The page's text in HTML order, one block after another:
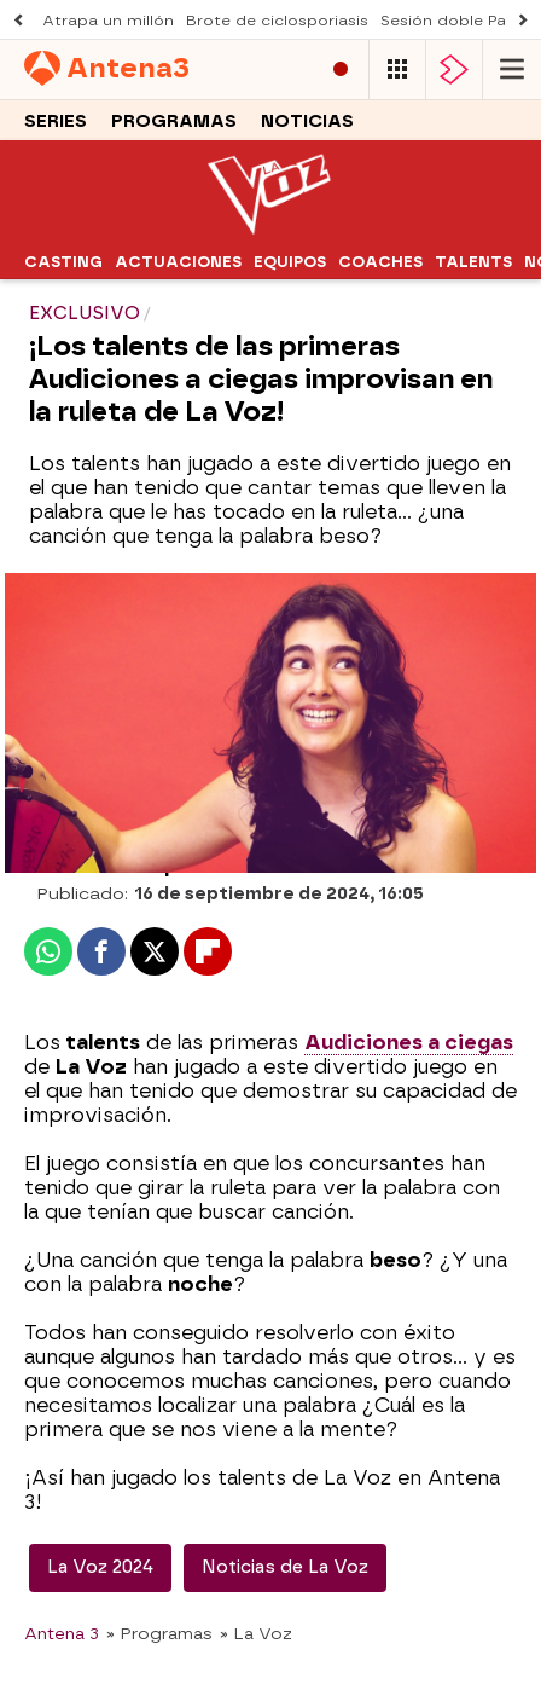
Atrapa un millón Brote de ciclosporiasis Sesión doble
Antena3
SERIES PROGRAMAS NOTICIAS
CASTING ACTUACIONES EQUIPOS COACHES TALENTS
EXCLUSIVO
¡Los talents de las primeras
Audiciones a ciegas improvisan en
la ruleta de La Voz!
Los talents han jugado a este divertido juego en
el que han tenido que cantar temas que lleven la
palabra que le has tocado en la ruleta... ¿una
canción que tenga la palabra beso?
“Haré como que no lo he oído”: el talent
de Orozco que reconoció abiertamente
que quería irse con Malú
Celia Gil |
Guillermo Espeso
Publicado: 16 de septiembre de 2024, 16:05
WhatsappFacebook
X Flipboard
Los talents de las primeras Audiciones a ciegas
de La Voz han jugado a este divertido juego en
el que han tenido que demostrar su capacidad de
improvisación.
El juego consistía en que los concursantes han
tenido que girar la ruleta para ver la palabra con
la que tenían que buscar canción.
¿Una canción que tenga la palabra beso? ¿Y una
con la palabra noche?
Todos han conseguido resolverlo con éxito
aunque algunos han tardado más que otros... y es
que conocemos muchas canciones, pero cuando
necesitamos localizar una palabra ¿Cuál es la
primera que se nos viene a la mente?
¡Así han jugado los talents de La Voz en Antena
3!
La Voz 2024 Noticias de La Voz
Antena 3 » Programas » La Voz